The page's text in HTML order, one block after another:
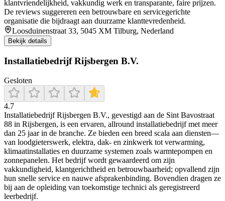
klantvriendelijkheid, vakkundig werk en transparante, faire prijzen.
De reviews suggereren een betrouwbare en servicegerichte
organisatie die bijdraagt aan duurzame klanttevredenheid.
Loosduinenstraat 33, 5045 XM Tilburg, Nederland
Bekijk details
Installatiebedrijf Rijsbergen B.V.
Gesloten
4.7
Installatiebedrijf Rijsbergen B.V., gevestigd aan de Sint Bavostraat
88 in Rijsbergen, is een ervaren, allround installatiebedrijf met meer
dan 25 jaar in de branche. Ze bieden een breed scala aan diensten—
van loodgieterswerk, elektra, dak- en zinkwerk tot verwarming,
klimaatinstallaties en duurzame systemen zoals warmtepompen en
zonnepanelen. Het bedrijf wordt gewaardeerd om zijn
vakkundigheid, klantgerichtheid en betrouwbaarheid; opvallend zijn
hun snelle service en nauwe afsprakenbinding. Bovendien dragen ze
bij aan de opleiding van toekomstige technici als geregistreerd
leerbedrijf.